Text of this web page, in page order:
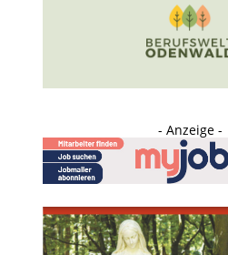
- Anzeige -